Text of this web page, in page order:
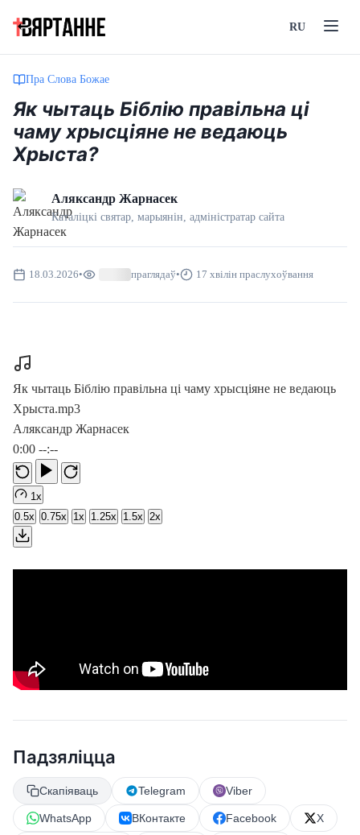
RU
Пра Слова Божае
Як чытаць Біблію правільна ці
чаму хрысціяне не ведаюць
Хрыста?
Аляксандр Жарнасек
Каталіцкі святар, марыянін, адмiнiстратар сайта
18.03.2026• праглядаў• 17 хвілін праслухоўвання
Як чытаць Біблію правільна ці чаму хрысціяне не ведаюць
Хрыста.mp3
Аляксандр Жарнасек
0:00 --:--
1x
0.5x 0.75x 1x 1.25x 1.5x 2x
Падзяліцца
Скапіяваць Telegram Viber
WhatsApp ВКонтакте Facebook X